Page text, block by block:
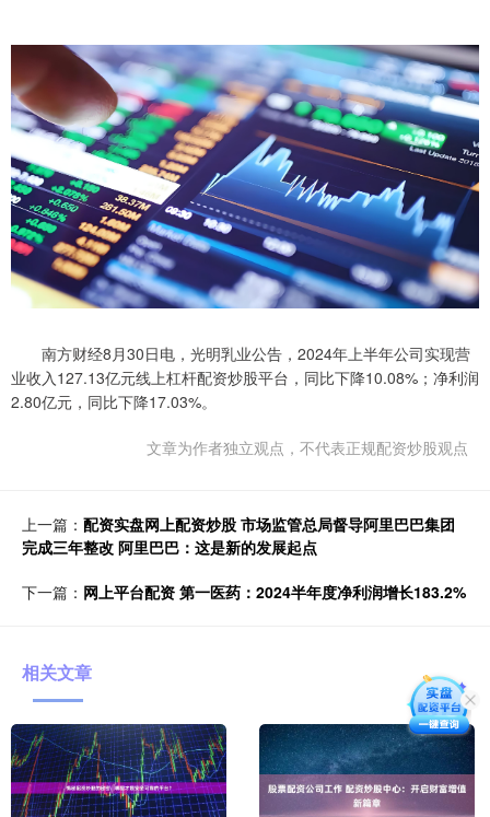
南方财经8月30日电，光明乳业公告，2024年上半年公司实现营
业收入127.13亿元线上杠杆配资炒股平台，同比下降10.08%；净利润
2.80亿元，同比下降17.03%。
文章为作者独立观点，不代表正规配资炒股观点
上一篇： 配资实盘网上配资炒股 市场监管总局督导阿里巴巴集团
完成三年整改 阿里巴巴：这是新的发展起点
下一篇： 网上平台配资 第一医药：2024半年度净利润增长183.2%
相关文章